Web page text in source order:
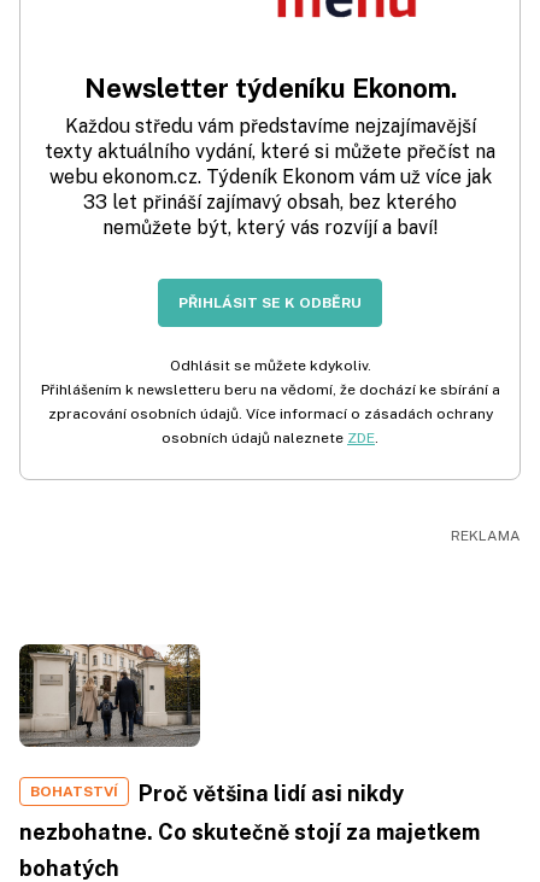
Newsletter týdeníku Ekonom.
Každou středu vám představíme nejzajímavější
texty aktuálního vydání, které si můžete přečíst na
webu ekonom.cz. Týdeník Ekonom vám už více jak
33 let přináší zajímavý obsah, bez kterého
nemůžete být, který vás rozvíjí a baví!
PŘIHLÁSIT SE K ODBĚRU
Odhlásit se můžete kdykoliv.
Přihlášením k newsletteru beru na vědomí, že dochází ke sbírání a
zpracování osobních údajů. Více informací o zásadách ochrany
osobních údajů naleznete ZDE.
BOHATSTVÍ
Proč většina lidí asi nikdy
nezbohatne. Co skutečně stojí za majetkem
bohatých